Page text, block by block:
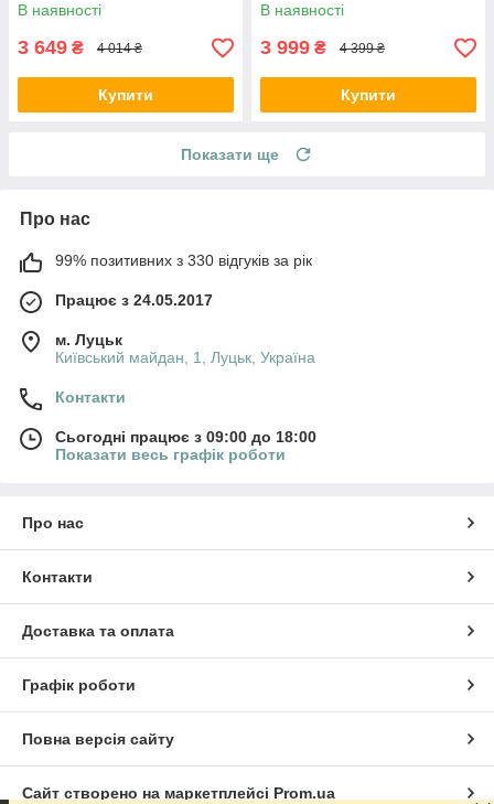
В наявності
3 649 ₴ 4 014 ₴
Купити
В наявності
3 999 ₴ 4 399 ₴
Купити
Показати ще
Про нас
99% позитивних з 330 відгуків за рік
Працює з 24.05.2017
м. Луцьк
Київський майдан, 1, Луцьк, Україна
Контакти
Сьогодні працює з 09:00 до 18:00
Показати весь графік роботи
Про нас
Контакти
Доставка та оплата
Графік роботи
Повна версія сайту
Сайт створено на маркетплейсі Prom.ua